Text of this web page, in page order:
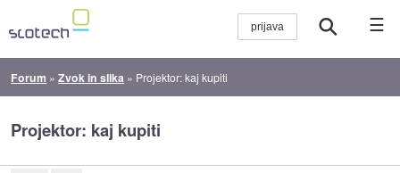
☰
Forum »Zvok in slika » Projektor: kaj kupiti
Projektor: kaj kupiti